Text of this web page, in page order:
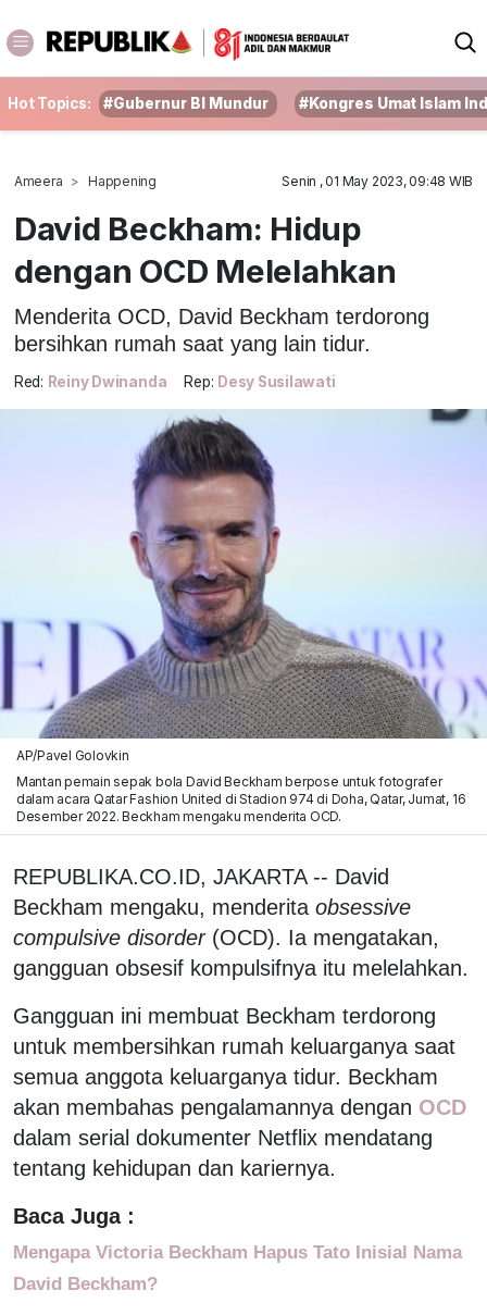
Hot Topics: #Gubernur BI Mundur #Kongres Umat Islam
Ameera Happening Senin , 01 May 2023, 09:48 WIB
David Beckham: Hidup
dengan OCD Melelahkan
Menderita OCD, David Beckham terdorong
bersihkan rumah saat yang lain tidur.
Red: Reiny Dwinanda Rep: Desy Susilawati
AP/Pavel Golovkin
Mantan pemain sepak bola David Beckham berpose untuk fotografer
dalam acara Qatar Fashion United di Stadion 974 di Doha, Qatar, Jumat, 16
Desember 2022. Beckham mengaku menderita OCD.
REPUBLIKA.CO.ID, JAKARTA -- David
Beckham mengaku, menderita obsessive
compulsive disorder(OCD). Ia mengatakan,
gangguan obsesif kompulsifnya itu melelahkan.
Gangguan ini membuat Beckham terdorong
untuk membersihkan rumah keluarganya saat
semua anggota keluarganya tidur. Beckham
akan membahas pengalamannya dengan OCD
dalam serial dokumenter Netflix mendatang
tentang kehidupan dan kariernya.
Baca Juga :
Mengapa Victoria Beckham Hapus Tato Inisial Nama
David Beckham?